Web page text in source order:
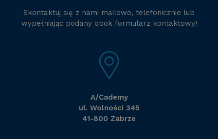
Skontaktuj się z nami mailowo, telefonicznie lub
wypełniając podany obok formularz kontaktowy!
A/Cademy
ul. Wolności 345
41-800 Zabrze